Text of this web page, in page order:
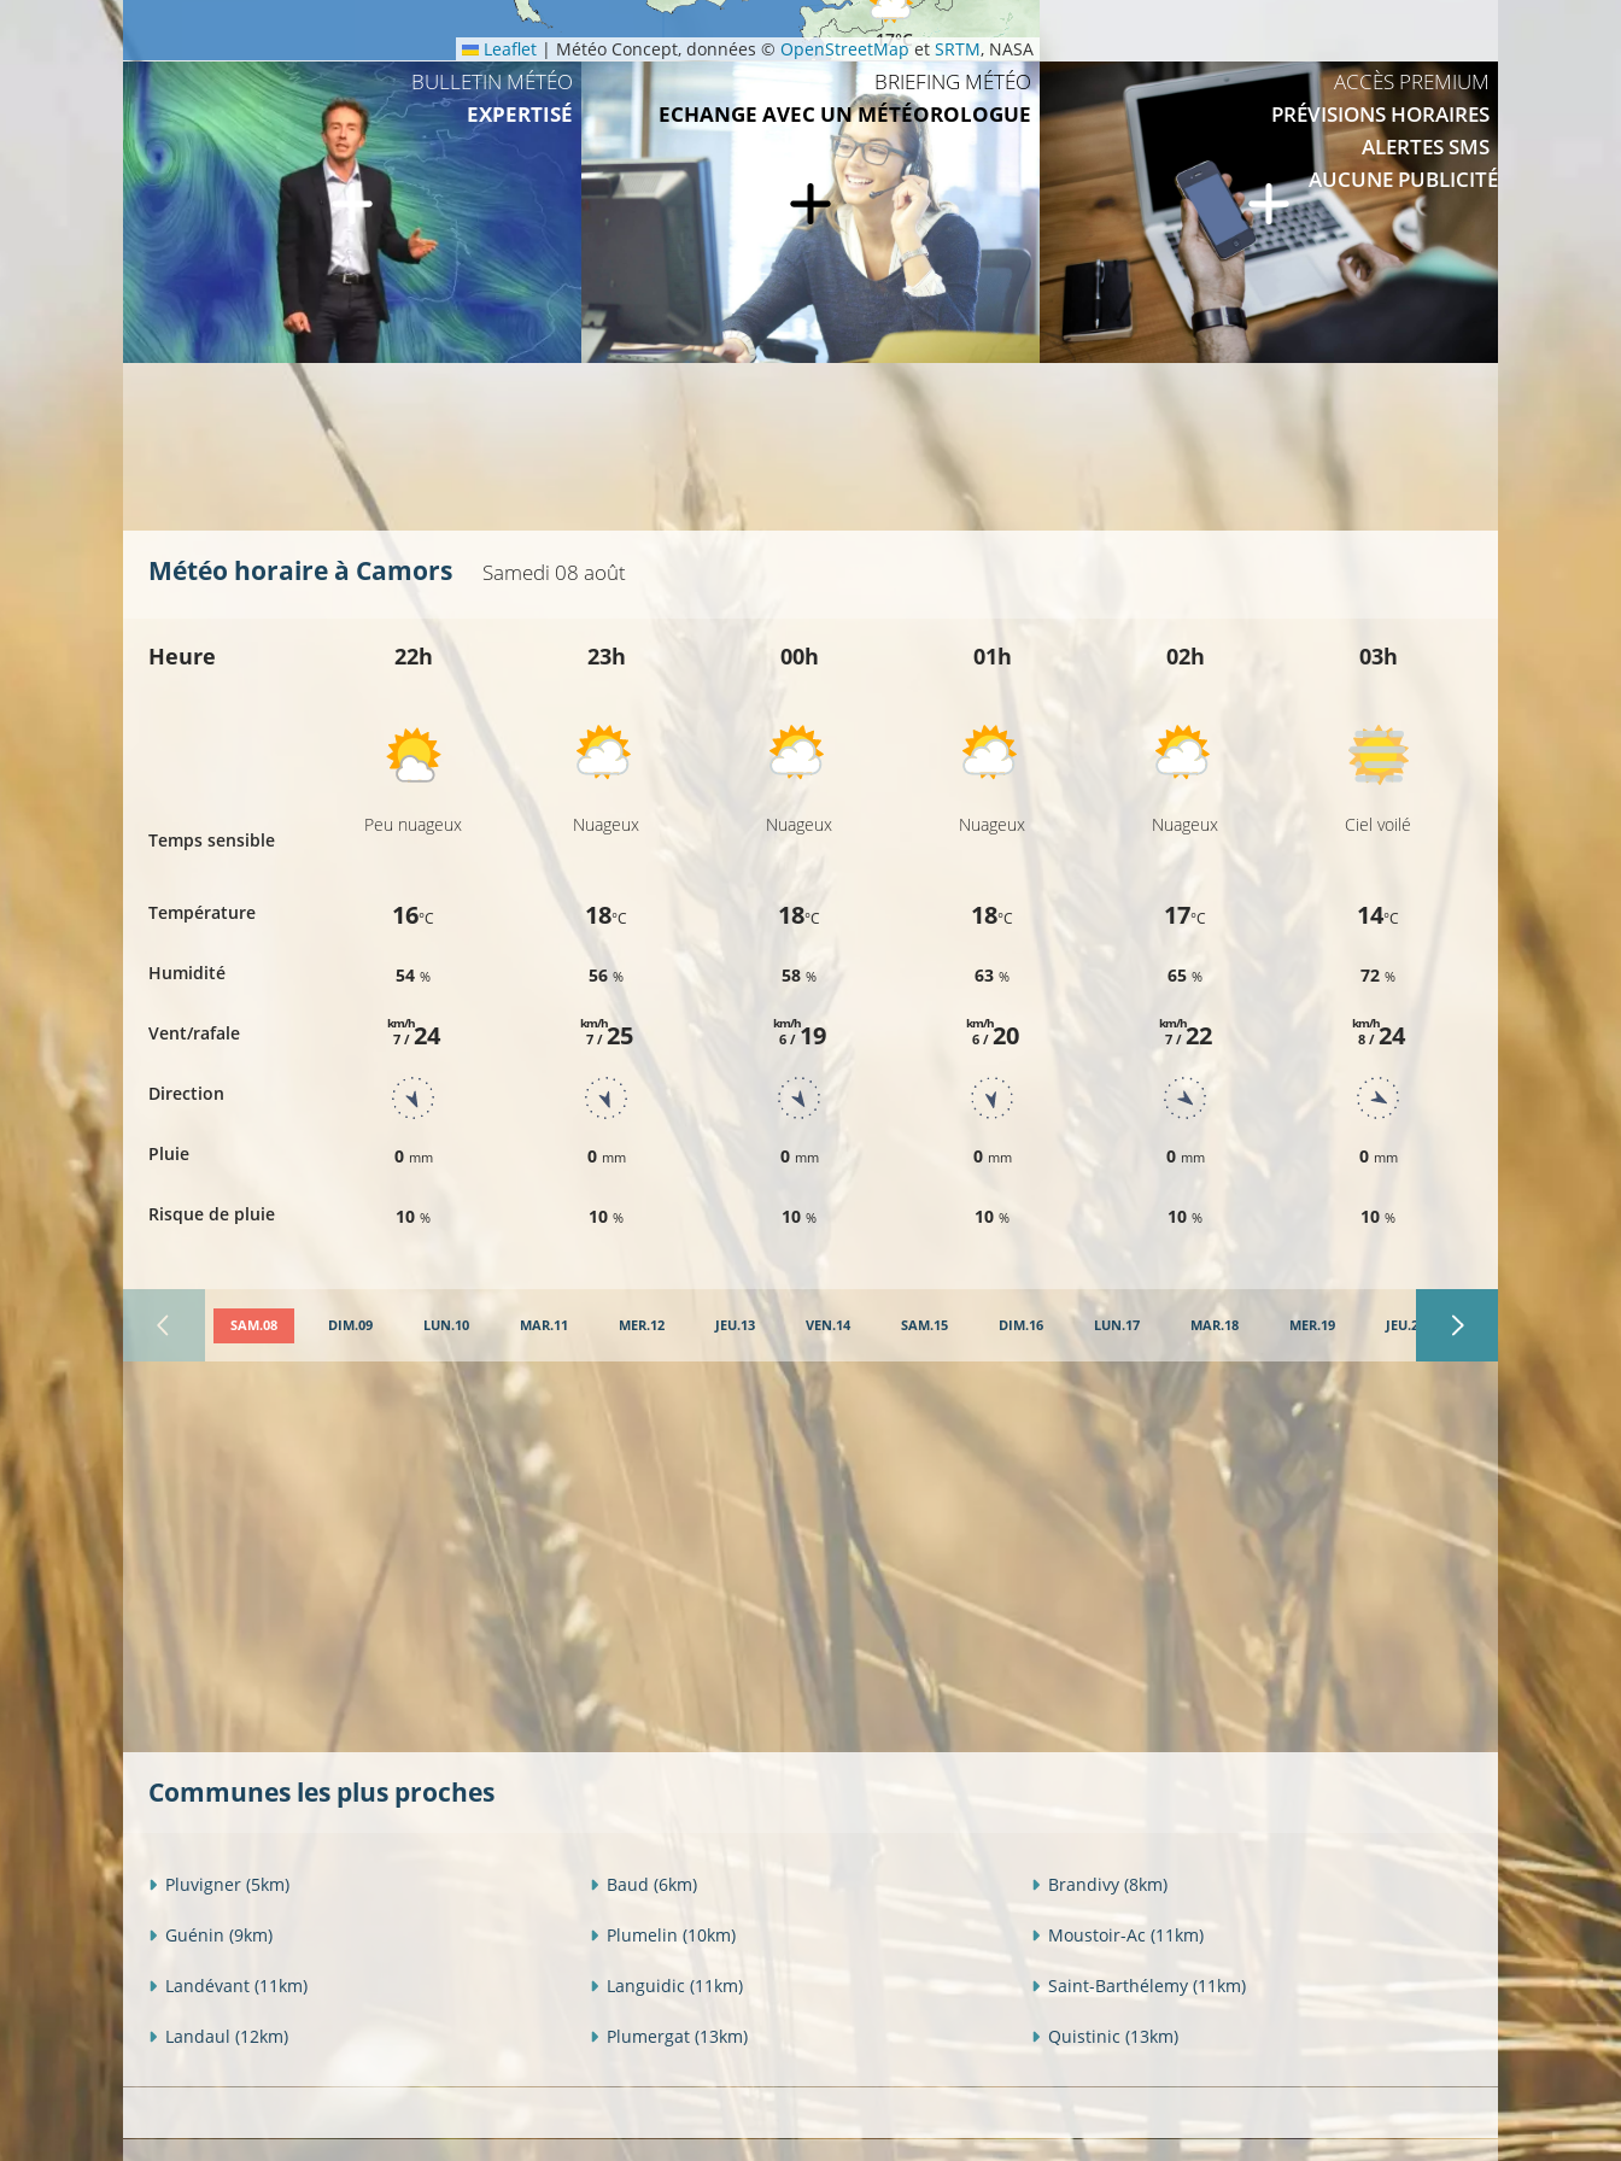
17°C
22°C
20°C
20°C
21°C
19°C
18°C
Leaflet | Météo Concept, données © OpenStreetMapet SRTM, NASA
BULLETIN MÉTÉO
EXPERTISÉ
BRIEFING MÉTÉO
ECHANGE AVEC UN MÉTÉOROLOGUE
ACCÈS PREMIUM
PRÉVISIONS HORAIRES
ALERTES SMS
AUCUNE PUBLICITÉ
Météo horaire à Camors Samedi 08 août
Heure
Temps sensible
Température
Humidité
Vent/rafale
Direction
Pluie
Risque de pluie
22h
Peu nuageux
16°C
54%
7 /
km/h24
0 mm
10%
23h
Nuageux
18°C
56%
7 /
km/h25
0 mm
10%
00h
Nuageux
18°C
58%
6 /
km/h19
0 mm
10%
01h
Nuageux
18°C
63%
6 /
km/h20
0 mm
10%
02h
Nuageux
17°C
65%
7 /
km/h22
0 mm
10%
03h
Ciel voilé
14°C
72%
8 /
km/h24
0 mm
10%
SAM.08 DIM.09 LUN.10 MAR.11 MER.12 JEU.13 VEN.14 SAM.15 DIM.16 LUN.17 MAR.18 MER.19 JEU.20
Communes les plus proches
Pluvigner (5km) Baud (6km) Brandivy (8km)
Guénin (9km) Plumelin (10km) Moustoir-Ac (11km)
Landévant (11km) Languidic (11km) Saint-Barthélemy (11km)
Landaul (12km) Plumergat (13km) Quistinic (13km)